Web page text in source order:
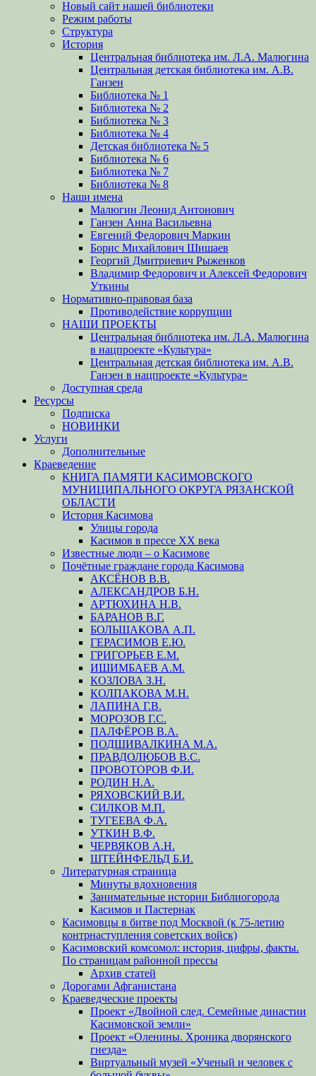
Новый сайт нашей библиотеки
Режим работы
Структура
История
Центральная библиотека им. Л.А. Малюгина
Центральная детская библиотека им. А.В.
Ганзен
Библиотека № 1
Библиотека № 2
Библиотека № 3
Библиотека № 4
Детская библиотека № 5
Библиотека № 6
Библиотека № 7
Библиотека № 8
Наши имена
Малюгин Леонид Антонович
Ганзен Анна Васильевна
Евгений Федорович Маркин
Борис Михайлович Шишаев
Георгий Дмитриевич Рыженков
Владимир Федорович и Алексей Федорович
Уткины
Нормативно-правовая база
Противодействие коррупции
НАШИ ПРОЕКТЫ
Центральная библиотека им. Л.А. Малюгина
в нацпроекте «Культура»
Центральная детская библиотека им. А.В.
Ганзен в нацпроекте «Культура»
Доступная среда
Ресурсы
Подписка
НОВИНКИ
Услуги
Дополнительные
Краеведение
КНИГА ПАМЯТИ КАСИМОВСКОГО
МУНИЦИПАЛЬНОГО ОКРУГА РЯЗАНСКОЙ
ОБЛАСТИ
История Касимова
Улицы города
Касимов в прессе XX века
Известные люди – о Касимове
Почётные граждане города Касимова
АКСЁНОВ В.В.
АЛЕКСАНДРОВ Б.Н.
АРТЮХИНА Н.В.
БАРАНОВ В.Г.
БОЛЬШАКОВА А.П.
ГЕРАСИМОВ Е.Ю.
ГРИГОРЬЕВ Е.М.
ИШИМБАЕВ А.М.
КОЗЛОВА З.Н.
КОЛПАКОВА М.Н.
ЛАПИНА Г.В.
МОРОЗОВ Г.С.
ПАЛФЁРОВ В.А.
ПОДШИВАЛКИНА М.А.
ПРАВДОЛЮБОВ В.С.
ПРОВОТОРОВ Ф.И.
РОДИН Н.А.
РЯХОВСКИЙ В.И.
СИЛКОВ М.П.
ТУГЕЕВА Ф.А.
УТКИН В.Ф.
ЧЕРВЯКОВ А.Н.
ШТЕЙНФЕЛЬД Б.И.
Литературная страница
Минуты вдохновения
Занимательные истории Библиогорода
Касимов и Пастернак
Касимовцы в битве под Москвой (к 75-летию
контрнаступления советских войск)
Касимовский комсомол: история, цифры, факты.
По страницам районной прессы
Архив статей
Дорогами Афганистана
Краеведческие проекты
Проект «Двойной след. Семейные династии
Касимовской земли»
Проект «Оленины. Хроника дворянского
гнезда»
Виртуальный музей «Ученый и человек с